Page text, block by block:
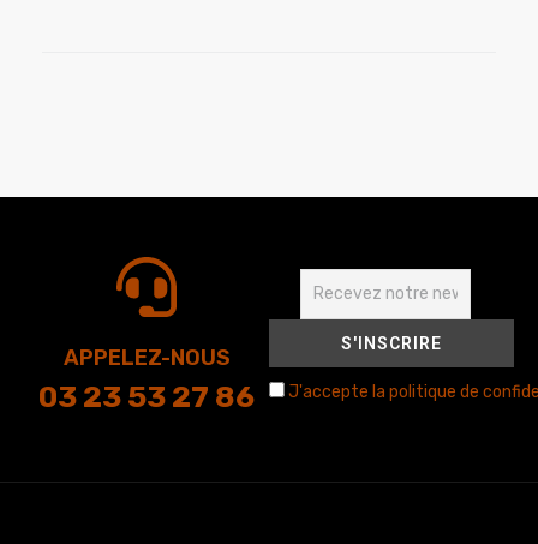
APPELEZ-NOUS
03 23 53 27 86 J'accepte la politique de